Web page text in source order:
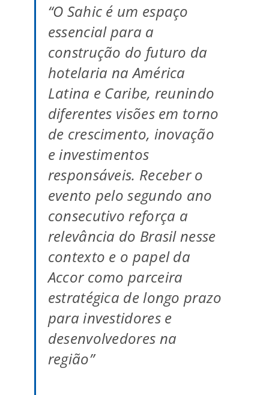
“O Sahic é um espaço
essencial para a
construção do futuro da
hotelaria na América
Latina e Caribe, reunindo
diferentes visões em torno
de crescimento, inovação
e investimentos
responsáveis. Receber o
evento pelo segundo ano
consecutivo reforça a
relevância do Brasil nesse
contexto e o papel da
Accor como parceira
estratégica de longo prazo
para investidores e
desenvolvedores na
região”